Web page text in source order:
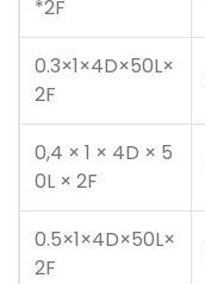
*2F
0.3×1×4D×50L×
2F
0,4 × 1 × 4D × 5
0L × 2F
0.5×1×4D×50L×
2F